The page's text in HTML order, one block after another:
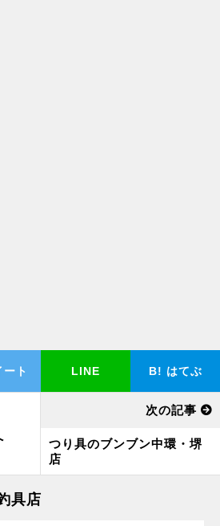
ート LINE B! はてぶ
次の記事
つり具のブンブン中環・堺
店
具店